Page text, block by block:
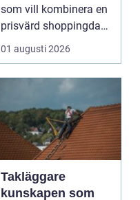
som vill kombinera en
prisvärd shoppingdag
med en enkel och ...
01 augusti 2026
Takläggare
kunskapen som